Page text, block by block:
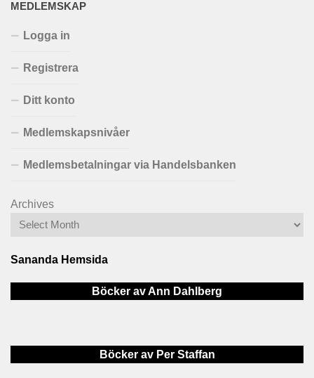
MEDLEMSKAP
Logga in
Registrera
Ditt konto
Medlemskapsnivåer
Medlemsbetalningar via Handelsbanken
Archives
Sananda Hemsida
Böcker av Ann Dahlberg
Böcker av Per Staffan